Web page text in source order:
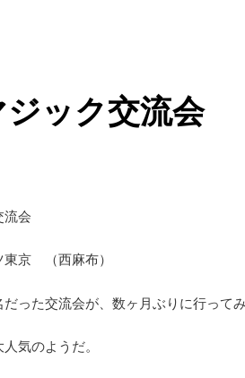
ック交流会
流会
東京 （西麻布）
った交流会が、数ヶ月ぶりに行って
気のようだ。